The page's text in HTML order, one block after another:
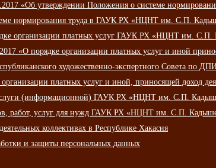
«Об утверждении Положения о системе
нормирования труда в ГАУК РХ «НЦНТ им. С.П.
организации платных услуг ГАУК РХ «НЦНТ им. С.П.
«О порядке организации платных услуг и иной
художественно-экспертного Совета по
платных услуг и иной, приносящей доход
услуги (информационной) ГАУК РХ «НЦНТ им. С.П.
работ, услуг для нужд ГАУК РХ «НЦНТ им. С.П.
коллективах в Республике Хакасия
и защиты персональных данных